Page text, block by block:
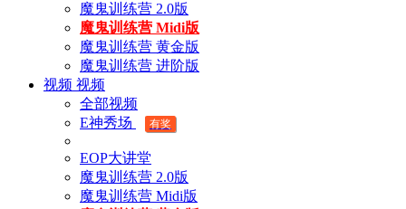
魔鬼训练营 2.0版
魔鬼训练营 Midi版
魔鬼训练营 黄金版
魔鬼训练营 进阶版
视频 视频
全部视频
E神秀场
有奖
EOP大讲堂
魔鬼训练营 2.0版
魔鬼训练营 Midi版